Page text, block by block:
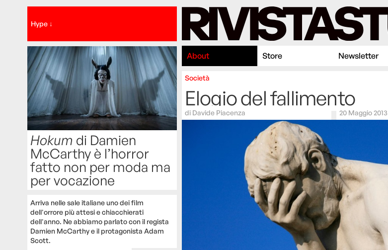
Hype ↓
Hokum di Damien
McCarthy è l’horror
fatto non per moda ma
per vocazione
Arriva nelle sale italiane uno dei film
dell'orrore più attesi e chiacchierati
dell'anno. Ne abbiamo parlato con il regista
Damien McCarthy e il protagonista Adam
Scott.
About Store Newsletter
Società
Elogio del fallimento
di Davide Piacenza 20 Maggio 2013